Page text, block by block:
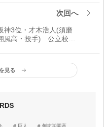
次回へ
神3位・才木浩人(須磨
風高・投手) 公立校の
見る
巨人 創志学園高